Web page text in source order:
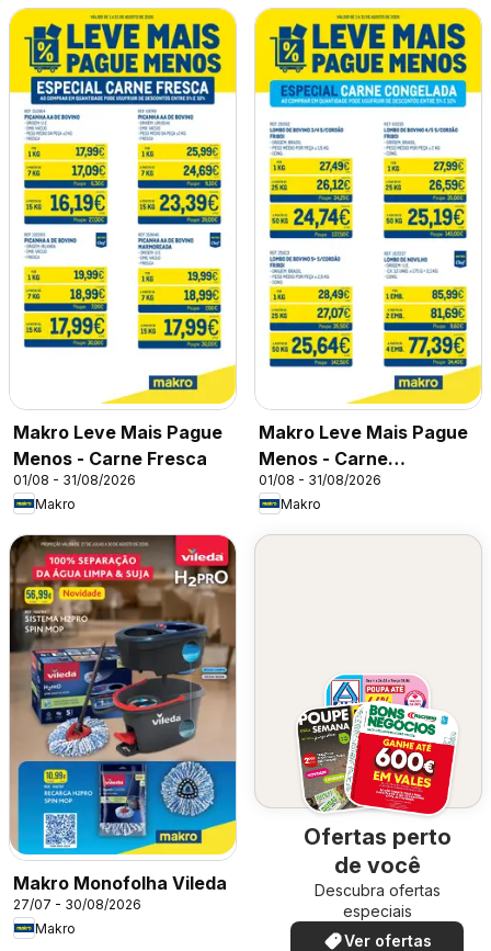
Makro Leve Mais Pague
Menos - Carne Fresca
01/08 - 31/08/2026
Makro
Makro Leve Mais Pague
Menos - Carne
Congelada
01/08 - 31/08/2026
Makro
Makro Monofolha Vileda
27/07 - 30/08/2026
Makro
Ofertas perto
de você
Descubra ofertas
especiais
Ver ofertas